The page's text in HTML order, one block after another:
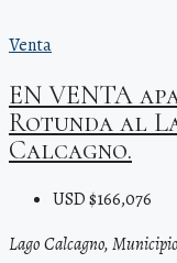
Venta
EN VENTA
Rotunda al
Calcagno.
USD $166,076
Lago Calcagno,